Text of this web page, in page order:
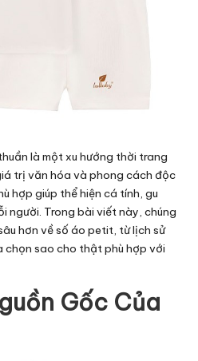
là một xu hướng thời trang
trị văn hóa và phong cách độc
hợp giúp thể hiện cá tính, gu
người. Trong bài viết này, chúng
hơn về số áo petit, từ lịch sử
sao cho thật phù hợp với
Gốc Của